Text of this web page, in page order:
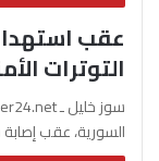
عقب
التوترات
السورية، عقب